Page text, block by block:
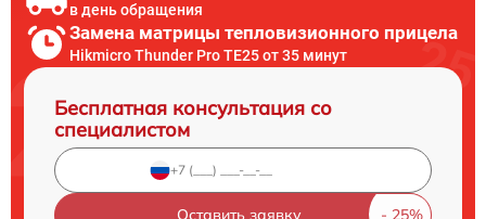
в день обращения
Замена матрицы тепловизионного прицела
Hikmicro Thunder Pro TE25 от 35 минут
Бесплатная консультация со
специалистом
Оставить заявку